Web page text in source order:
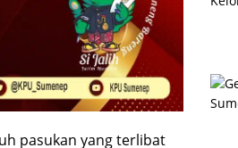
pasukan yang terlibat